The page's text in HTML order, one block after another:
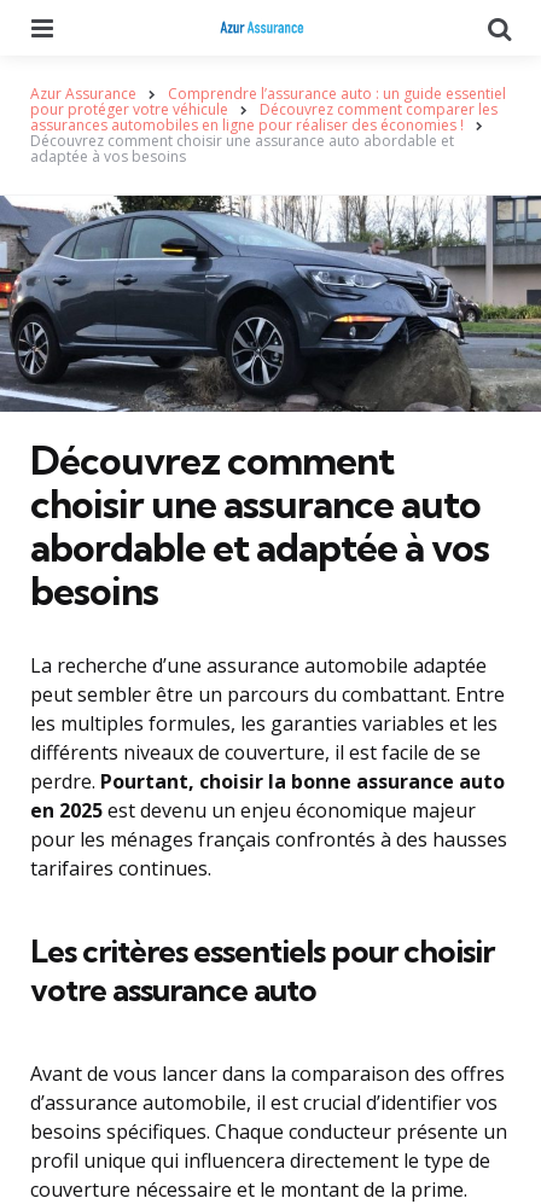
Azur Assurance Comprendre l’assurance auto : un guide essentiel
pour protéger votre véhicule Découvrez comment comparer les
assurances automobiles en ligne pour réaliser des économies !
Découvrez comment choisir une assurance auto abordable et
adaptée à vos besoins
Découvrez comment
choisir une assurance auto
abordable et adaptée à vos
besoins
La recherche d’une assurance automobile adaptée
peut sembler être un parcours du combattant. Entre
les multiples formules, les garanties variables et les
différents niveaux de couverture, il est facile de se
perdre. Pourtant, choisir la bonne assurance auto
en 2025est devenu un enjeu économique majeur
pour les ménages français confrontés à des hausses
tarifaires continues.
Les critères essentiels pour choisir
votre assurance auto
Avant de vous lancer dans la comparaison des offres
d’assurance automobile, il est crucial d’identifier vos
besoins spécifiques. Chaque conducteur présente un
profil unique qui influencera directement le type de
couverture nécessaire et le montant de la prime.